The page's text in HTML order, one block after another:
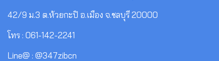
42/9 ม.3 ต.ห้วยกะปิ อ.เมือง จ.ชลบุรี 20000
โทร : 061-142-2241
Line@ : @347zibcn